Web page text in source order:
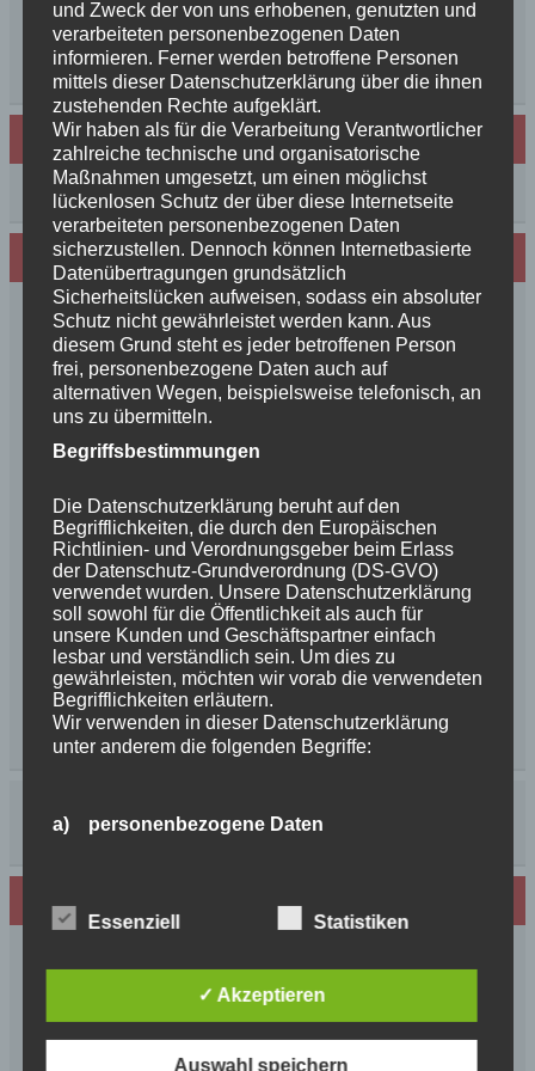
Unsere schöne BenBenkinder schicken
Urlaubsgrüße
++News++News++News++
Archiv
Archiv
Wir sind Mitglied in folgenden Verbänden:
Neues von den Turmschurken
Schurkenfamilien und Freunden
Herzlichen Glückwunsch zum 4. Geburtstag
Unsere Feenkinder haben alle verzaubert
und Zweck der von uns erhobenen, genutzten und
verarbeiteten personenbezogenen Daten
informieren. Ferner werden betroffene Personen
mittels dieser Datenschutzerklärung über die ihnen
zustehenden Rechte aufgeklärt.
Wir haben als für die Verarbeitung Verantwortlicher
zahlreiche technische und organisatorische
Maßnahmen umgesetzt, um einen möglichst
lückenlosen Schutz der über diese Internetseite
verarbeiteten personenbezogenen Daten
sicherzustellen. Dennoch können Internetbasierte
Datenübertragungen grundsätzlich
Sicherheitslücken aufweisen, sodass ein absoluter
Schutz nicht gewährleistet werden kann. Aus
diesem Grund steht es jeder betroffenen Person
frei, personenbezogene Daten auch auf
alternativen Wegen, beispielsweise telefonisch, an
uns zu übermitteln.
Begriffsbestimmungen
Die Datenschutzerklärung beruht auf den
Begrifflichkeiten, die durch den Europäischen
Richtlinien- und Verordnungsgeber beim Erlass
der Datenschutz-Grundverordnung (DS-GVO)
verwendet wurden. Unsere Datenschutzerklärung
soll sowohl für die Öffentlichkeit als auch für
unsere Kunden und Geschäftspartner einfach
lesbar und verständlich sein. Um dies zu
gewährleisten, möchten wir vorab die verwendeten
Begrifflichkeiten erläutern.
Wir verwenden in dieser Datenschutzerklärung
unter anderem die folgenden Begriffe:
a) personenbezogene Daten
natürliche Person (im Folgenden „betroffene
natürliche Person angesehen, die direkt oder
indirekt, insbesondere mittels Zuordnung zu einer
Kennung wie einem Namen, zu einer
Essenziell Statistiken
✓ Akzeptieren
Auswahl speichern